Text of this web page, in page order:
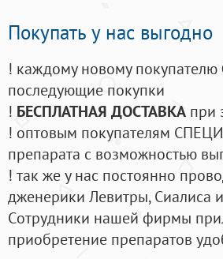
Покупать у нас выгодно
! каждому новому покупателю
последующие покупки
! БЕСПЛАТНАЯ ДОСТАВКА при
! оптовым покупателям
препарата с возможностью
! так же у нас постоянно
дженерики Левитры, Сиалиса
Cотрудники нашей фирмы
приобретение препаратов